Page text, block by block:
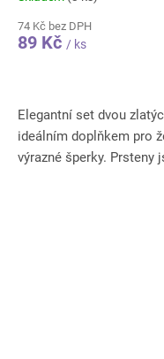
74 Kč bez DPH
89 Kč / ks
Elegantní set dvou
ideálním doplňkem pro
výrazné šperky. Prsteny